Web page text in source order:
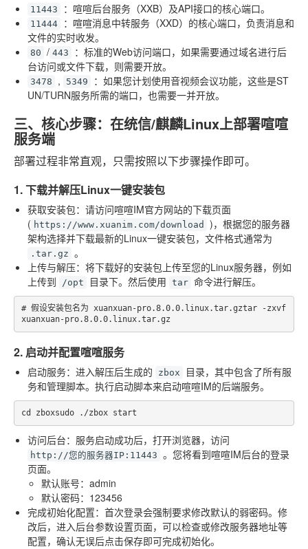
11443 ：喧喧后台服务（XXB）及API接口的核心端口。
11444
：喧喧消息中转服务（XXD）的核心端口，负责消息和
文件的实时收发。
80 / 443
：标准的Web访问端口，如果需要通过域名进行后
台访问或文件下载，则需要开放。
3478 , 5349
：如果您计划使用音视频会议功能，这些是ST
UN/TURN服务所需的端口，也需要一并开放。
三、核心步骤：在统信/麒麟Linux上部署喧喧
服务端
部署过程非常直观，只需按照以下步骤操作即可。
1. 下载并解压Linux一键安装包
获取安装包：请访问喧喧IM官方网站的下载页面
( https://www.xuanim.com/download
)，根据您的服务器
架构选择并下载最新的Linux一键安装包，文件格式通常为
.tar.gz 。
上传与解压：将下载好的安装包上传至您的Linux服务器，例如
上传到
/opt 目录下。然后使用 tar 命令进行解压。
# 假设安装包名为 xuanxuan-pro.8.0.0.linux.tar.gztar -zxvf
xuanxuan-pro.8.0.0.linux.tar.gz
2. 启动并配置喧喧服务
启动服务：进入解压后生成的 zbox
目录，其中包含了所有服
务和管理脚本。执行启动脚本来启动喧喧IM的后端服务。
cd zboxsudo ./zbox start
访问后台：服务启动成功后，打开浏览器，访问
http://您的服务器IP:11443 。您将看到喧喧IM后台的登录
页面。
默认账号：admin
默认密码：123456
完成初始化配置：首次登录会强制要求修改默认的弱密码。修
改后，进入后台参数设置页面，可以检查或修改服务器地址等
配置，确认无误后点击保存即可完成初始化。